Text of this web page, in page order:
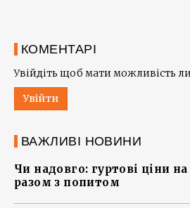
КОМЕНТАРІ
Увійдіть щоб мати можливість
Увійти
ВАЖЛИВІ НОВИНИ
Чи надовго: гуртові ціни
разом з попитом